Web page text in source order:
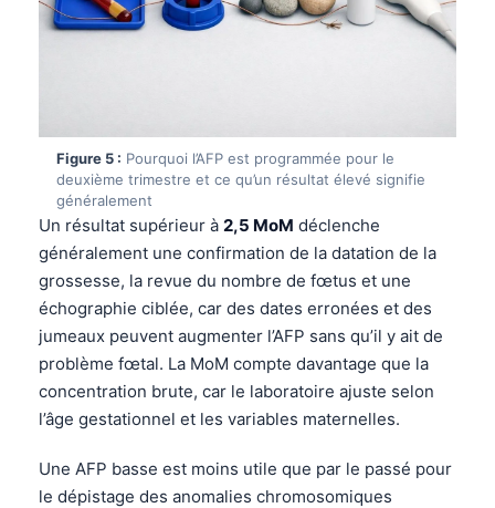
Figure 5 : Pourquoi l’AFP est programmée pour le
deuxième trimestre et ce qu’un résultat élevé signifie
généralement
Un résultat supérieur à 2,5 MoM déclenche
généralement une confirmation de la datation de la
grossesse, la revue du nombre de fœtus et une
échographie ciblée, car des dates erronées et des
jumeaux peuvent augmenter l’AFP sans qu’il y ait de
problème fœtal. La MoM compte davantage que la
concentration brute, car le laboratoire ajuste selon
l’âge gestationnel et les variables maternelles.
Une AFP basse est moins utile que par le passé pour
le dépistage des anomalies chromosomiques
Lietuvių kalba
한국어
Slovenščina
Magyar
Shqip
اردو
मराठी
తెలుగు
മലയാളം